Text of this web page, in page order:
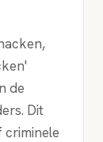
de
Dit
criminele